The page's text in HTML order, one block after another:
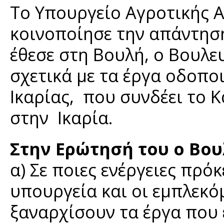
Το Υπουργείο Αγροτικής
κοινοποίησε την
έθεσε στη Βουλή, ο
σχετικά με τα έργα
Ικαρίας, που συνδέει το
στην
Στην Ερώτησή του ο
α) Σε ποιες ενέργειες
υπουργεία και οι
ξαναρχίσουν τα έργα που